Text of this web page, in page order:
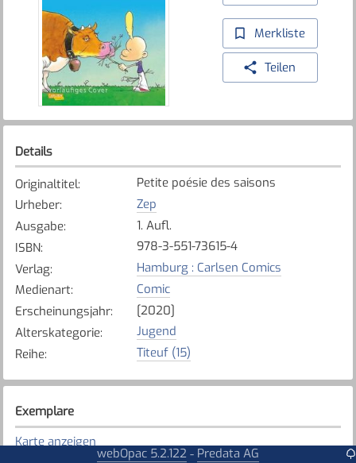
Merkliste
Teilen
Details
Originaltitel:
Petite poésie des saisons
Urheber:
Zep
Ausgabe:
1. Aufl.
ISBN:
978-3-551-73615-4
Verlag:
Hamburg : Carlsen Comics
Medienart:
Comic
Erscheinungsjahr:
[2020]
Alterskategorie:
Jugend
Reihe: Titeuf (15)
Exemplare
Karte anzeigen
webOpac 5.2.122 - Predata AG